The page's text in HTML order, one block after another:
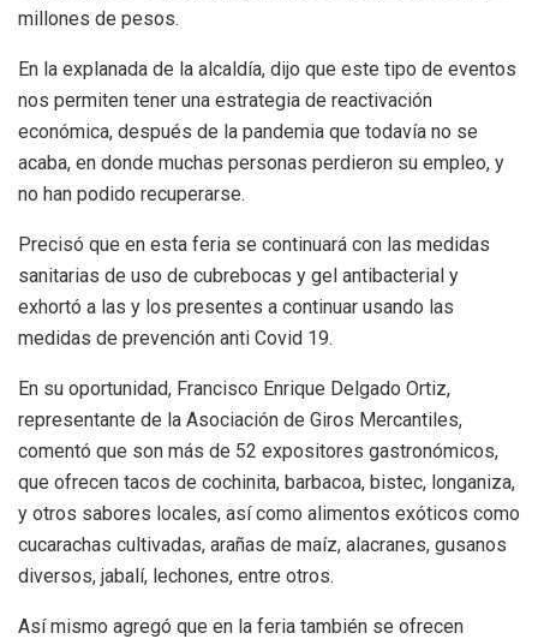
millones de pesos.
En la explanada de la alcaldía, dijo que este tipo de eventos
nos permiten tener una estrategia de reactivación
económica, después de la pandemia que todavía no se
acaba, en donde muchas personas perdieron su empleo, y
no han podido recuperarse.
Precisó que en esta feria se continuará con las medidas
sanitarias de uso de cubrebocas y gel antibacterial y
exhortó a las y los presentes a continuar usando las
medidas de prevención anti Covid 19.
En su oportunidad, Francisco Enrique Delgado Ortiz,
representante de la Asociación de Giros Mercantiles,
comentó que son más de 52 expositores gastronómicos,
que ofrecen tacos de cochinita, barbacoa, bistec, longaniza,
y otros sabores locales, así como alimentos exóticos como
cucarachas cultivadas, arañas de maíz, alacranes, gusanos
diversos, jabalí, lechones, entre otros.
Así mismo agregó que en la feria también se ofrecen